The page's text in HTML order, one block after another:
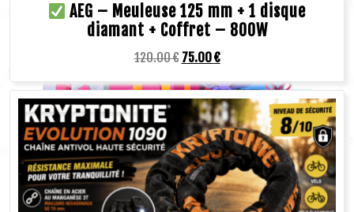
AEG – Meuleuse 125 mm + 1 disque
diamant + Coffret – 800W
120.00€ 75.00€